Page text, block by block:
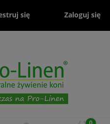
się Zaloguj się